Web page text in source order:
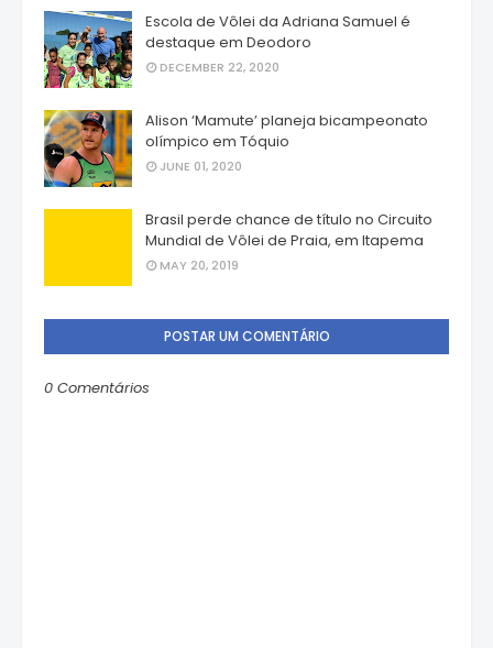
Escola de Vôlei da Adriana Samuel é
destaque em Deodoro
DECEMBER 22, 2020
Alison ‘Mamute’ planeja bicampeonato
olímpico em Tóquio
JUNE 01, 2020
Brasil perde chance de título no Circuito
Mundial de Vôlei de Praia, em Itapema
MAY 20, 2019
POSTAR UM COMENTÁRIO
0 Comentários